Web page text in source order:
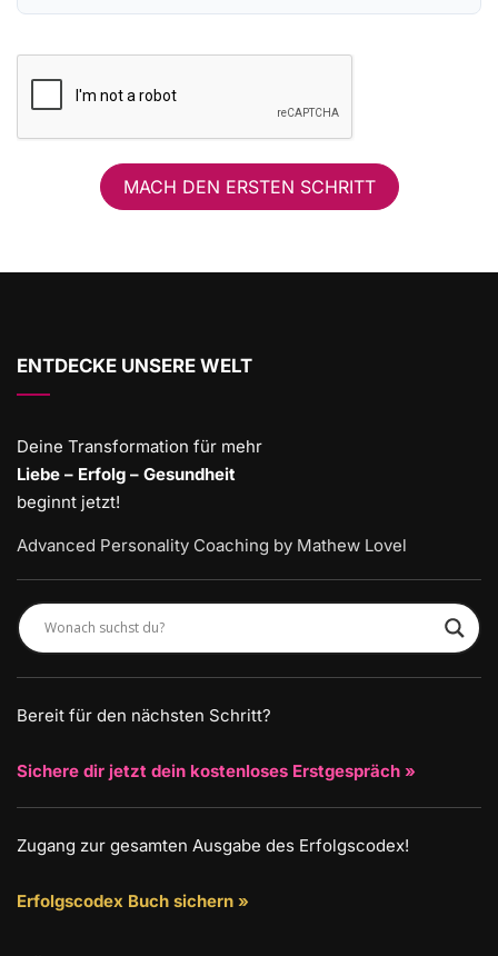
MACH DEN ERSTEN SCHRITT
ENTDECKE UNSERE WELT
Deine Transformation für mehr
Liebe – Erfolg – Gesundheit
beginnt jetzt!
Advanced Personality Coaching by Mathew Lovel
Bereit für den nächsten Schritt?
Sichere dir jetzt dein kostenloses Erstgespräch »
Zugang zur gesamten Ausgabe des Erfolgscodex!
Erfolgscodex Buch sichern »